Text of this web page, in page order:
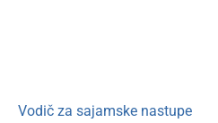
Vodič za sajamske nastupe